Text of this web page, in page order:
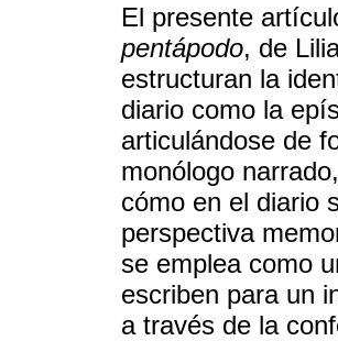
El presente
pentápodo, de
estructuran la
diario como la
articulándose de
monólogo
cómo en el diario
perspectiva
se emplea como
escriben para un
a través de la